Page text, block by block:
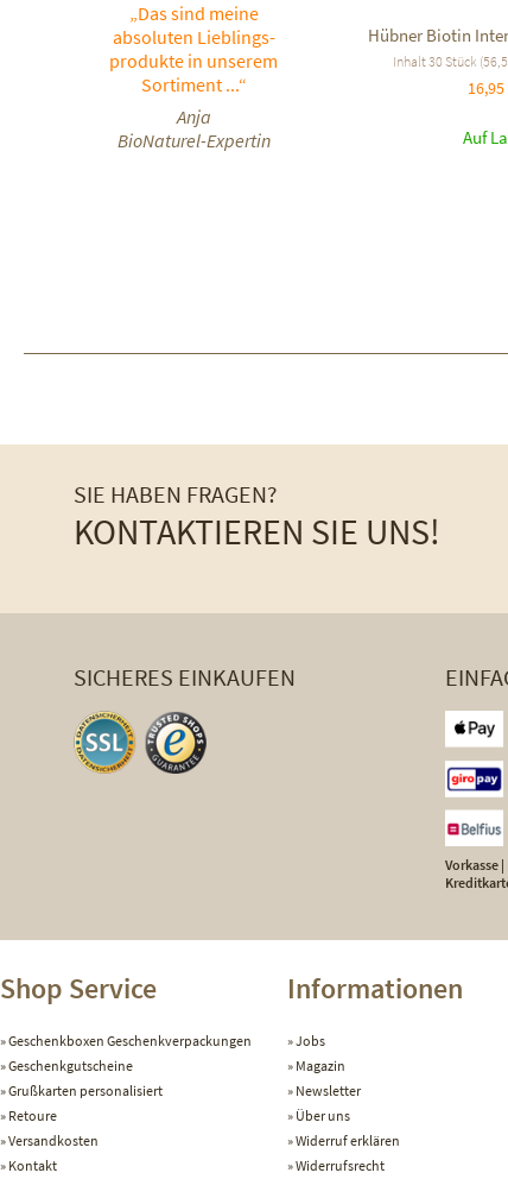
„Das sind meine
absoluten Lieblings-
produkte in unserem
Sortiment ...“
Anja
BioNaturel-Expertin
Hübner Biotin
Inhalt30 Stück
Auf
SIE HABEN FRAGEN?
KONTAKTIEREN SIE UNS!
SICHERES EINKAUFEN
Vorkasse
Shop Service
Geschenkboxen Geschenkverpackungen
Geschenkgutscheine
Grußkarten personalisiert
Retoure
Versandkosten
Kontakt
Informationen
Jobs
Magazin
Newsletter
Über uns
Widerruf erklären
Widerrufsrecht